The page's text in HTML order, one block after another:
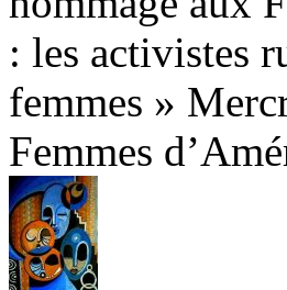
: les activistes
femmes »
Femmes